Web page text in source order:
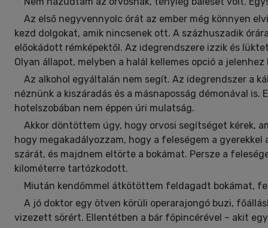
Az első negyvennyolc órát az ember még könnyen
kezd dolgokat, amik nincsenek ott. A százhuszadik
előokádott rémképektől. Az idegrendszere izzik és
Olyan állapot, melyben a halál kellemes opció a jelenhez
Az alkohol egyáltalán nem segít. Az idegrendszer a
néznünk a kiszáradás és a másnaposság démonával
hotelszobában nem éppen úri mulatság.
Akkor döntöttem úgy, hogy orvosi segítséget kérek,
hogy megakadályozzam, hogy a feleségem a
szárát, és majdnem eltörte a bokámat. Persze a
kilométerre tartózkodott.
Miután kendőmmel átkötöttem feldagadt bokámat,
A jó doktor egy ötven körüli operarajongó buzi,
vizezett sörért. Ellentétben a bár főpincérével – akit